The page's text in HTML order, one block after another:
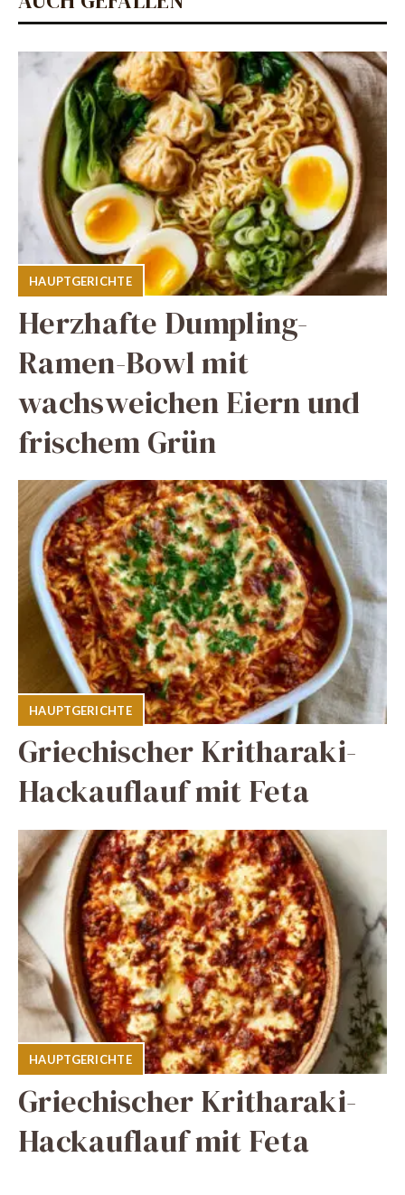
HAUPTGERICHTE
Herzhafte Dumpling-
Ramen-Bowl mit
wachsweichen Eiern und
frischem Grün
HAUPTGERICHTE
Griechischer Kritharaki-
Hackauflauf mit Feta
HAUPTGERICHTE
Griechischer Kritharaki-
Hackauflauf mit Feta